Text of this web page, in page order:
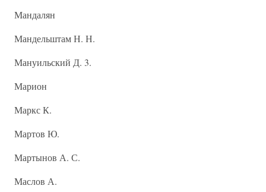
Мандалян
Мандельштам Н. Н.
Мануильский Д. 3.
Марион
Маркс К.
Мартов Ю.
Мартынов А. С.
Маслов А.